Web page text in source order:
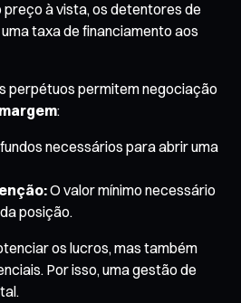
à vista, os detentores de
taxa de financiamento aos
perpétuos permitem negociação
margem:
necessários para abrir uma
O valor mínimo necessário
posição.
os lucros, mas também
Por isso, uma gestão de